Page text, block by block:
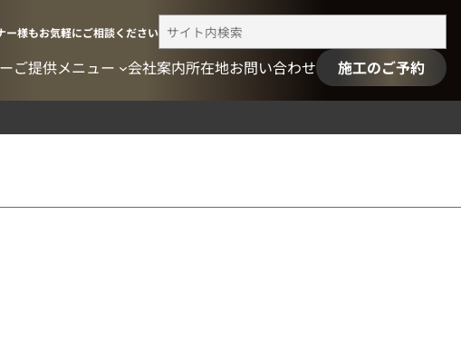
ー様もお気軽にご相談ください検
索
ご提供メニュー 会社案内所在地お問い合わせ 施工のご予約